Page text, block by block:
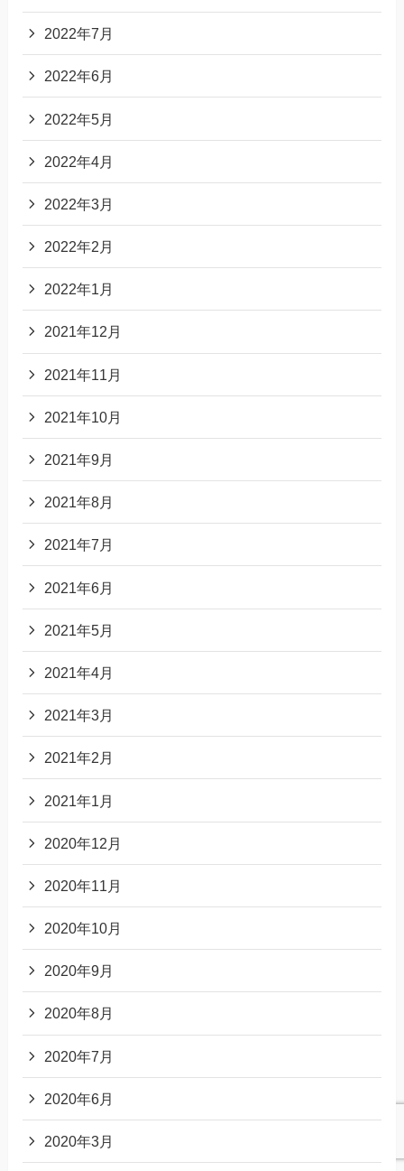
2022年7月
2022年6月
2022年5月
2022年4月
2022年3月
2022年2月
2022年1月
2021年12月
2021年11月
2021年10月
2021年9月
2021年8月
2021年7月
2021年6月
2021年5月
2021年4月
2021年3月
2021年2月
2021年1月
2020年12月
2020年11月
2020年10月
2020年9月
2020年8月
2020年7月
2020年6月
2020年3月